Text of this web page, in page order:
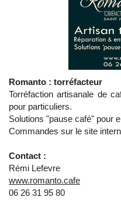
Romanto : torréfacteur
Torréfaction artisanale de
pour particuliers.
Solutions "pause café" pour
Commandes sur le site
Contact :
Rémi Lefevre
www.romanto.cafe
06 26 31 95 80